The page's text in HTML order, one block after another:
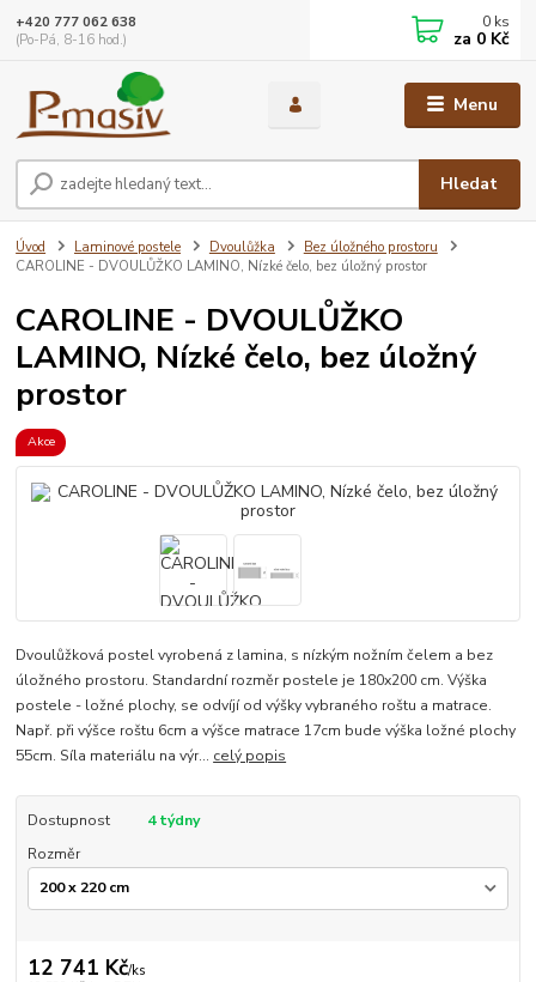
Menu
Hledat
+420 777 062 638
(Po-Pá, 8-16 hod.)
0 ks
za 0 Kč
Úvod Laminové postele Dvoulůžka
Bez úložného prostoru
CAROLINE - DVOULŮŽKO LAMINO, Nízké čelo, bez úložný prostor
CAROLINE - DVOULŮŽKO
LAMINO, Nízké čelo, bez úložný
prostor
Akce
Dvoulůžková postel vyrobená z lamina, s nízkým nožním čelem a bez
úložného prostoru. Standardní rozměr postele je 180x200 cm. Výška
postele - ložné plochy, se odvíjí od výšky vybraného roštu a matrace.
Např. při výšce roštu 6cm a výšce matrace 17cm bude výška ložné plochy
55cm. Síla materiálu na výr... celý popis
Dostupnost
4 týdny
Rozměr
12 741 Kč/ks